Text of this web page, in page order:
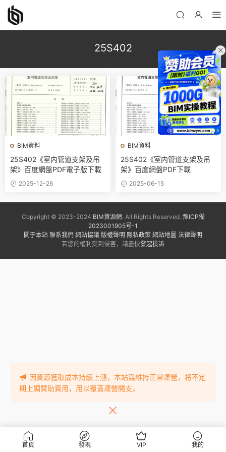
25S402
BIM資料
25S402《室内管道支架及吊
架》百度網盤PDF電子版下載
2025-12-26
BIM資料
25S402《室内管道支架及吊
架》百度網盤PDF下載
2025-06-15
Copyright © 2023-2024 BIM資源網. All Rights Reserved. 豫ICP備
2023001905号-1
關于本站 聯系我們 網站協議 版權聲明 隐私政策 網站地圖 法律聲明
若您的權利受到侵害，請盡快發起投訴
首頁 發現 VIP 我的
因資源獲取成本持續上漲，本站爲維持正常運營，将不定
期上調贊助費用，用以覆蓋運營開支。